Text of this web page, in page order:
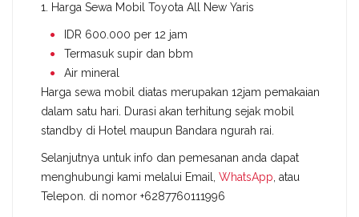
1. Harga Sewa Mobil Toyota All New Yaris
IDR 600.000 per 12 jam
Termasuk supir dan bbm
Air mineral
Harga sewa mobil diatas merupakan 12jam pemakaian
dalam satu hari. Durasi akan terhitung sejak mobil
standby di Hotel maupun Bandara ngurah rai.
Selanjutnya untuk info dan pemesanan anda dapat
menghubungi kami melalui Email, WhatsApp , atau
Telepon. di nomor +6287760111996